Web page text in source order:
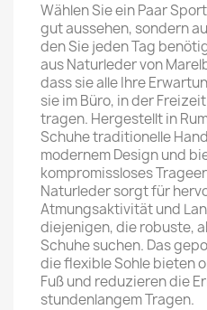
Wählen Sie ein Paar
gut aussehen, sondern
den Sie jeden Tag
aus Naturleder von
dass sie alle Ihre
sie im Büro, in der
tragen. Hergestellt in
Schuhe traditionelle
modernem Design und
kompromissloses
Naturleder sorgt für
Atmungsaktivität und
diejenigen, die robuste,
Schuhe suchen. Das
die flexible Sohle bieten
Fuß und reduzieren die
stundenlangem Tragen.